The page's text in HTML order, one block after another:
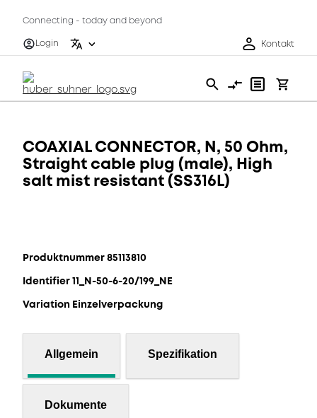
Connecting - today and beyond
Login
Kontakt
COAXIAL CONNECTOR, N, 50 Ohm,
Straight cable plug (male), High
salt mist resistant (SS316L)
Produktnummer 85113810
Identifier 11_N-50-6-20/199_NE
Variation Einzelverpackung
Allgemein Spezifikation
Dokumente